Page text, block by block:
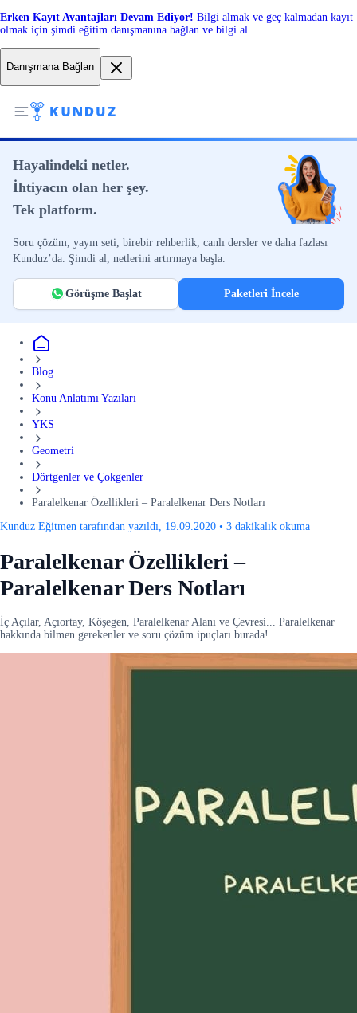
Erken Kayıt Avantajları Devam Ediyor! Bilgi almak ve geç kalmadan kayıt
olmak için şimdi eğitim danışmanına bağlan ve bilgi al.
Danışmana Bağlan
Hayalindeki netler.
İhtiyacın olan her şey.
Tek platform.
Soru çözüm, yayın seti, birebir rehberlik, canlı dersler ve daha fazlası
Kunduz’da. Şimdi al, netlerini artırmaya başla.
Görüşme Başlat Paketleri İncele
Blog
Konu Anlatımı Yazıları
YKS
Geometri
Dörtgenler ve Çokgenler
Paralelkenar Özellikleri – Paralelkenar Ders Notları
Kunduz Eğitmen tarafından yazıldı, 19.09.2020 • 3 dakikalık okuma
Paralelkenar Özellikleri –
Paralelkenar Ders Notları
İç Açılar, Açıortay, Köşegen, Paralelkenar Alanı ve Çevresi... Paralelkenar
hakkında bilmen gerekenler ve soru çözüm ipuçları burada!